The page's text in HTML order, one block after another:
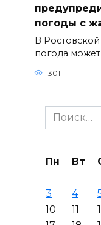
погоды с
В Ростовской
погода
301
Search
for:
Пн Вт
3
4
10
11